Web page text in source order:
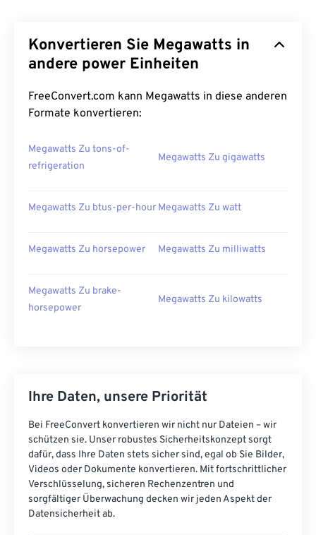
Konvertieren Sie Megawatts in
andere power Einheiten
FreeConvert.com kann Megawatts in diese anderen
Formate konvertieren:
Megawatts Zu tons-of-
refrigeration
Megawatts Zu gigawatts
Megawatts Zu btus-per-hour Megawatts Zu watt
Megawatts Zu horsepower Megawatts Zu milliwatts
Megawatts Zu brake-
horsepower
Megawatts Zu kilowatts
Ihre Daten, unsere Priorität
Bei FreeConvert konvertieren wir nicht nur Dateien – wir
schützen sie. Unser robustes Sicherheitskonzept sorgt
dafür, dass Ihre Daten stets sicher sind, egal ob Sie Bilder,
Videos oder Dokumente konvertieren. Mit fortschrittlicher
Verschlüsselung, sicheren Rechenzentren und
sorgfältiger Überwachung decken wir jeden Aspekt der
Datensicherheit ab.